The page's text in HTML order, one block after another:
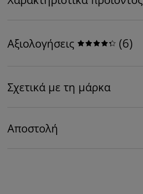
Αξιολογήσεις (6)
Σχετικά με τη μάρκα
Αποστολή